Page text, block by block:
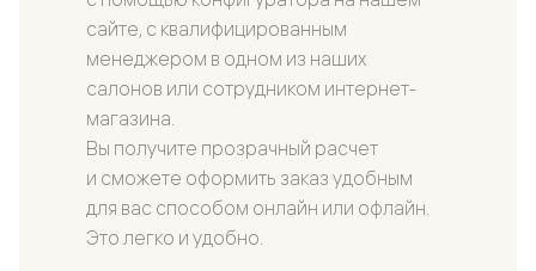
сайте, с квалифицированным
менеджером в одном из наших
салонов или сотрудником интернет-
магазина.
Вы получите прозрачный расчет
и сможете оформить заказ удобным
для вас способом онлайн или офлайн.
Это легко и удобно.